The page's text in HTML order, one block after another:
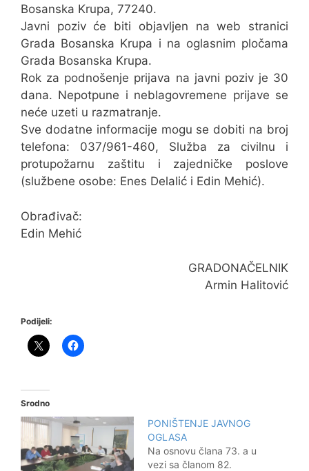
Bosanska Krupa, 77240.
Javni poziv će biti objavljen na web stranici
Grada Bosanska Krupa i na oglasnim pločama
Grada Bosanska Krupa.
Rok za podnošenje prijava na javni poziv je 30
dana. Nepotpune i neblagovremene prijave se
neće uzeti u razmatranje.
Sve dodatne informacije mogu se dobiti na broj
telefona: 037/961-460, Služba za civilnu i
protupožarnu zaštitu i zajedničke poslove
(službene osobe: Enes Delalić i Edin Mehić).
Obrađivač:
Edin Mehić
GRADONAČELNIK
Armin Halitović
Podijeli:
Srodno
PONIŠTENJE JAVNOG
OGLASA
Na osnovu člana 73. a u
vezi sa članom 82.